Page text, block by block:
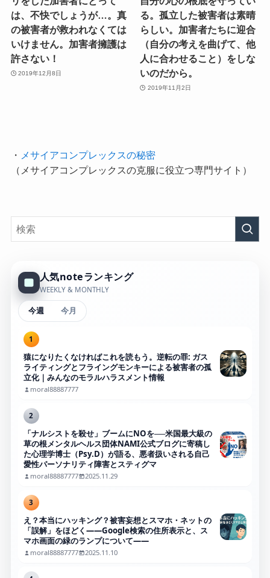
は、不快でしょうが…。真
の被害者が救われなくては
いけません。加害者擁護は
許さない！
2019年12月8日
る。孤立した被害者は素晴
らしい。加害者たちに迎合
（自分の考えを曲げて、他
人に合わせること）をしな
いのだから。
2019年11月2日
・
メサイアコンプレックスの秘密
（メサイアコンプレックスの克服に役立つ専門サイト）
人気noteランキング
WEEKLY & MONTHLY
今週 今月
1
猿になりたくなければこれを読もう。逆転の罪: ガス
ライティングとフライングモンキーによる被害者の孤
立化｜みんなのモラルハラスメント情報
moral88887777
2
「ナルシストを殺せ」ブームにNOを──米国最大級の
草の根メンタルヘルス団体NAMI公式ブログに寄稿し
た心理学博士（Psy.D）が語る、悪者扱いされる自己
愛性パーソナリティ障害とスティグマ
moral88887777 2025.11.29
3
え？本当にハッキング？被害妄想とスマホ・ネットの
「誤解」をほどく――Google検索の住所表示と、ス
マホ画面の緑のランプについて――
moral88887777 2025.11.10